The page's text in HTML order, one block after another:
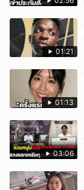
01:21
01:13
03:06